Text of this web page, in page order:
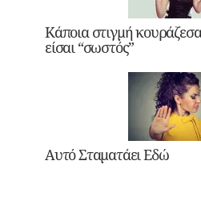
Κάποια στιγμή
είσαι “σωστός”
Αυτό Σταματάει Εδώ